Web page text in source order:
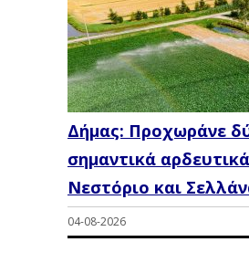
Δήμας: Προχωράνε
σημαντικά
Νεστόριο και
04-08-2026